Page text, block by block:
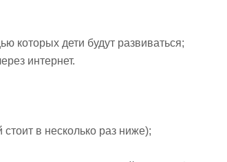
которых дети будут развиваться;
интернет.
стоит в несколько раз ниже);